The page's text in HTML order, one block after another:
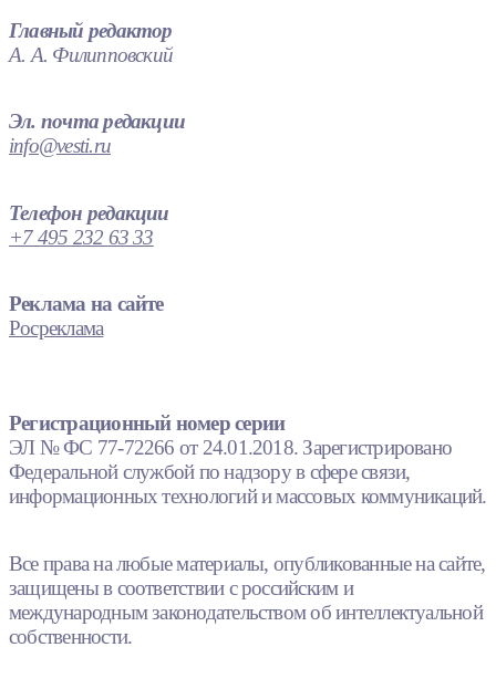
Главный редактор
А. А. Филипповский
Эл. почта редакции
info@vesti.ru
Телефон редакции
+7 495 232 63 33
Реклама на сайте
Росреклама
Регистрационный номер серии
ЭЛ № ФС 77-72266 от 24.01.2018. Зарегистрировано
Федеральной службой по надзору в сфере связи,
информационных технологий и массовых коммуникаций.
Все права на любые материалы, опубликованные на сайте,
защищены в соответствии с российским и
международным законодательством об интеллектуальной
собственности.